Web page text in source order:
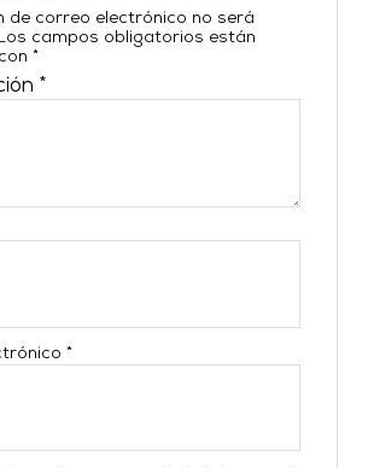
de correo electrónico no será
campos obligatorios están
*
*
*